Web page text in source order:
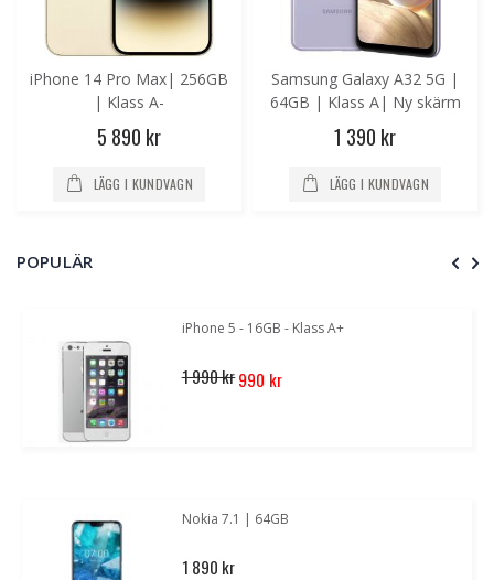
iPhone 14 Pro Max| 256GB
| Klass A-
5 890 kr
LÄGG I KUNDVAGN
Samsung Galaxy A32 5G |
64GB | Klass A| Ny skärm
1 390 kr
LÄGG I KUNDVAGN
POPULÄR
iPhone 5 - 16GB - Klass A+
1 990 kr Special
Price
990 kr
Nokia 7.1 | 64GB
1 890 kr